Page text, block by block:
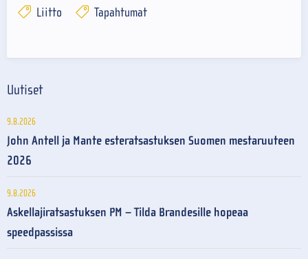
Liitto Tapahtumat
Uutiset
9.8.2026
John Antell ja Mante esteratsastuksen Suomen mestaruuteen
2026
9.8.2026
Askellajiratsastuksen PM – Tilda Brandesille hopeaa
speedpassissa